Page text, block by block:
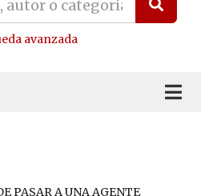
avanzada
PASAR A UNA AGENTE